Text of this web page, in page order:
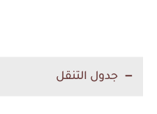
جدول التنقل